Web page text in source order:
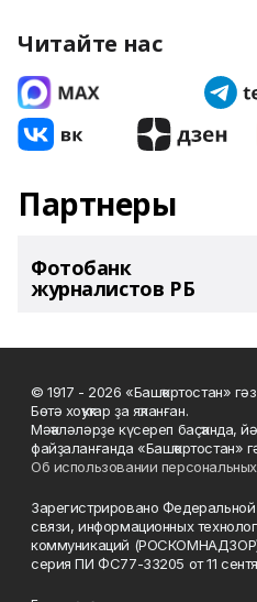
Читайте нас
Партнеры
Фотобанк
журналистов РБ
© 1917 - 2026 «Башҡортостан»
Бөтә хоҡуҡтар ҙа яҡланған.
Мәҡәләләрҙе күсереп баҫҡанда,
файҙаланғанда «Башҡортостан»
Об использовании
Зарегистрировано
связи, информационных
коммуникаций
серия ПИ ФС77-33205 от 11